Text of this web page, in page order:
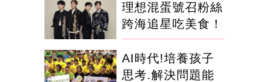
理想混蛋號召粉絲
跨海追星吃美食！
AI時代!培養孩子
思考.解決問題能